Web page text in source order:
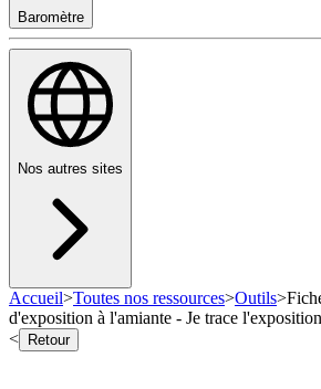
Baromètre
Nos autres sites
Accueil>Toutes nos ressources>Outils>
d'exposition à l'amiante - Je trace
<
Retour